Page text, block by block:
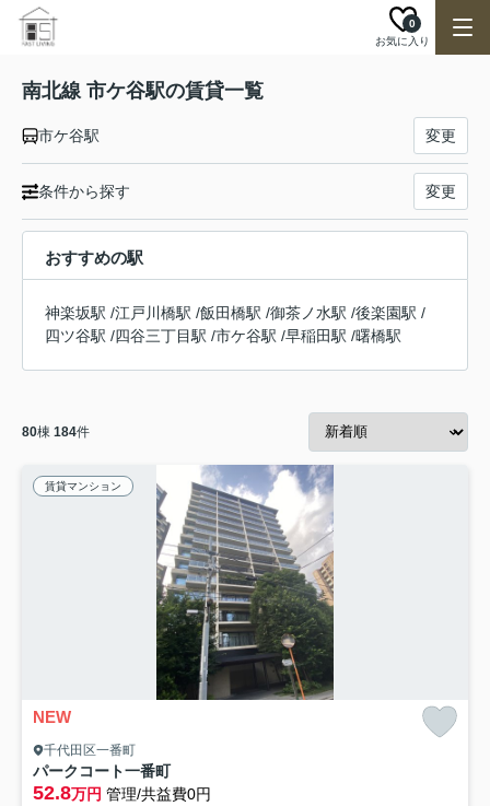
お気に入り
0
南北線 市ケ谷駅の賃貸一覧
市ケ谷駅 変更
条件から探す 変更
おすすめの駅
神楽坂駅 /江戸川橋駅 /飯田橋駅 /御茶ノ水駅 /後楽園駅 /
四ツ谷駅 /四谷三丁目駅 /市ケ谷駅 /早稲田駅 /曙橋駅
80棟 184件
賃貸マンション
NEW
千代田区一番町
パークコート一番町
52.8万円 管理/共益費0円